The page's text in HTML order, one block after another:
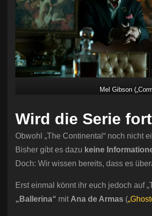
Mel Gibson
Wird die Serie
Obwohl „The Continental“ noch nicht
Bisher gibt es dazu keine
Doch: Wir wissen bereits, dass es
Erst einmal könnt ihr euch jedoch auf
„Ballerina“ mit Ana de Armas (